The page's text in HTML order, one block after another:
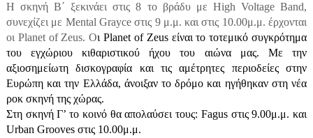
Η σκηνή Β΄ ξεκινάει στις 8 το βράδυ με High Voltage Band,
συνεχίζει με Mental Grayceστις 9 μ.μ. και στις 10.00μ.μ. έρχονται
οι Planet of Zeus. Οι Planet of Zeus είναι το τοτεμικό συγκρότημα
του εγχώριου κιθαριστικού ήχου του αιώνα μας. Με την
αξιοσημείωτη δισκογραφία και τις αμέτρητες περιοδείες στην
Ευρώπη και την Ελλάδα, άνοιξαν το δρόμο και ηγήθηκαν στη νέα
ροκ σκηνή της χώρας.
Στη σκηνή Γ’ το κοινό θα απολαύσει τους: Fagus στις 9.00μ.μ. και
Urban Grooves στις 10.00μ.μ.